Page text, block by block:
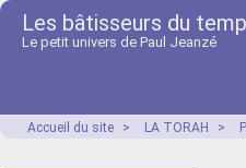
Les bâtisseurs du
Le petit univers de Paul Jeanzé
Accueil du site > LA TORAH >